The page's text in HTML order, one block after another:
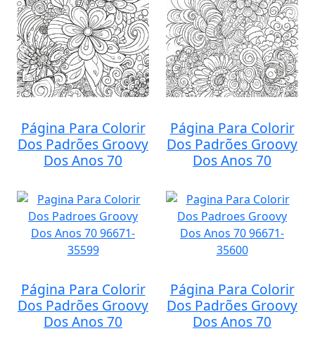
Página Para Colorir
Dos Padrões Groovy
Dos Anos 70
Página Para Colorir
Dos Padrões Groovy
Dos Anos 70
Página Para Colorir
Dos Padrões Groovy
Dos Anos 70
Página Para Colorir
Dos Padrões Groovy
Dos Anos 70